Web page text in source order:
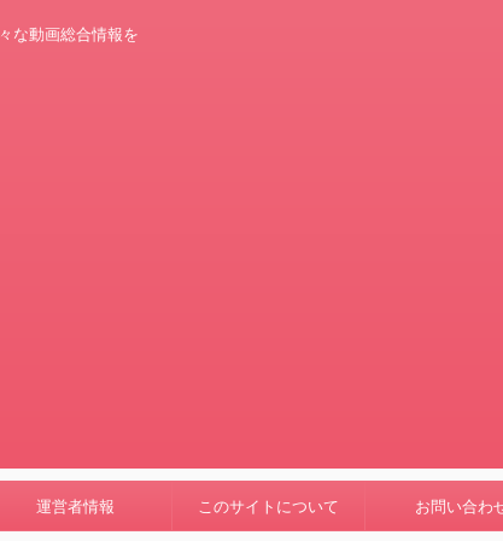
な動画総合情報を
運営者情報 このサイトについて お問い合わ